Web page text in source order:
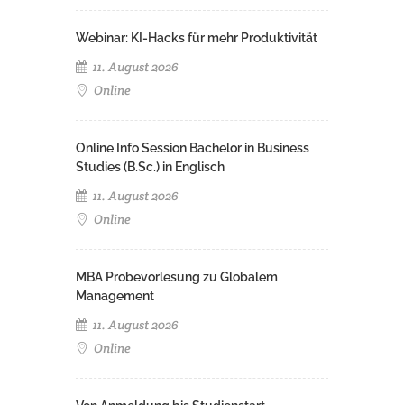
Webinar: KI-Hacks für mehr Produktivität
11. August 2026
Online
Online Info Session Bachelor in Business
Studies (B.Sc.) in Englisch
11. August 2026
Online
MBA Probevorlesung zu Globalem
Management
11. August 2026
Online